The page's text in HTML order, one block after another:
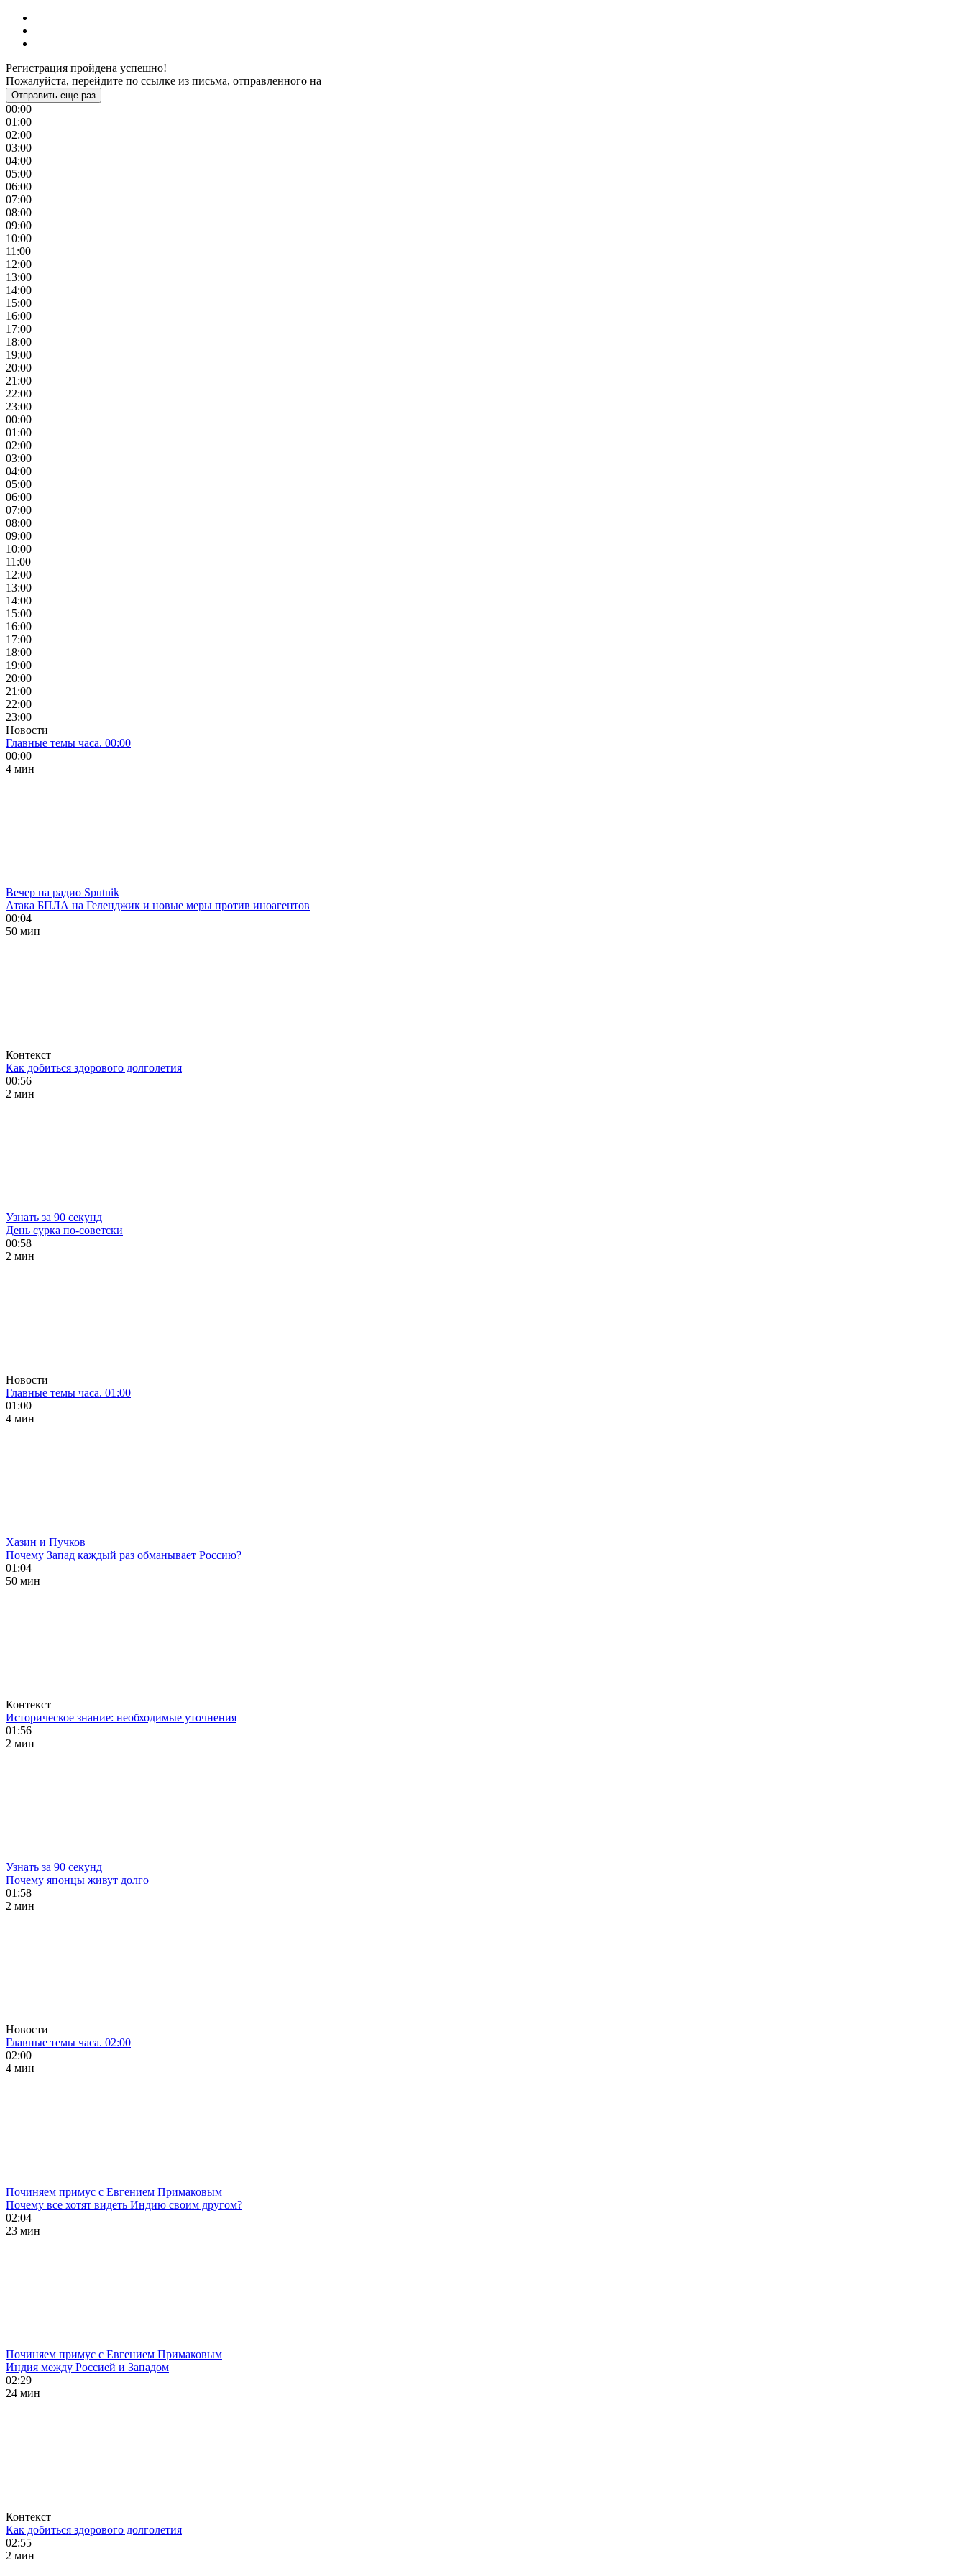
Регистрация пройдена успешно!
Пожалуйста, перейдите по ссылке из письма, отправленного на
Отправить еще раз
00:00
01:00
02:00
03:00
04:00
05:00
06:00
07:00
08:00
09:00
10:00
11:00
12:00
13:00
14:00
15:00
16:00
17:00
18:00
19:00
20:00
21:00
22:00
23:00
00:00
01:00
02:00
03:00
04:00
05:00
06:00
07:00
08:00
09:00
10:00
11:00
12:00
13:00
14:00
15:00
16:00
17:00
18:00
19:00
20:00
21:00
22:00
23:00
Новости
Главные темы часа. 00:00
00:00
4 мин
Вечер на радио Sputnik
Атака БПЛА на Геленджик и новые меры против иноагентов
00:04
50 мин
Контекст
Как добиться здорового долголетия
00:56
2 мин
Узнать за 90 секунд
День сурка по-советски
00:58
2 мин
Новости
Главные темы часа. 01:00
01:00
4 мин
Хазин и Пучков
Почему Запад каждый раз обманывает Россию?
01:04
50 мин
Контекст
Историческое знание: необходимые уточнения
01:56
2 мин
Узнать за 90 секунд
Почему японцы живут долго
01:58
2 мин
Новости
Главные темы часа. 02:00
02:00
4 мин
Починяем примус с Евгением Примаковым
Почему все хотят видеть Индию своим другом?
02:04
23 мин
Починяем примус с Евгением Примаковым
Индия между Россией и Западом
02:29
24 мин
Контекст
Как добиться здорового долголетия
02:55
2 мин